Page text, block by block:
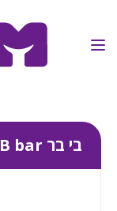
בי בר B bar - תל אביב יפו